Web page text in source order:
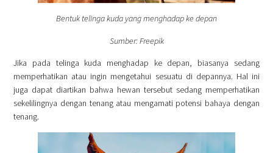
Bentuk telinga kuda yang menghadap ke depan
Sumber: Freepik
Jika pada telinga kuda menghadap ke depan, biasanya sedang
memperhatikan atau ingin mengetahui sesuatu di depannya. Hal ini
juga dapat diartikan bahwa hewan tersebut sedang memperhatikan
sekelilingnya dengan tenang atau mengamati potensi bahaya dengan
tenang.